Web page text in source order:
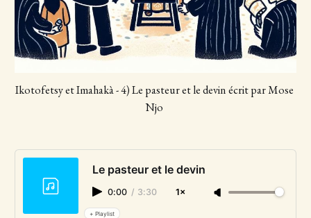
Ikotofetsy et Imahakà - 4) Le pasteur et le devin écrit par Mose
Njo
Le pasteur et le devin
0:00 / 3:30 1×
+ Playlist